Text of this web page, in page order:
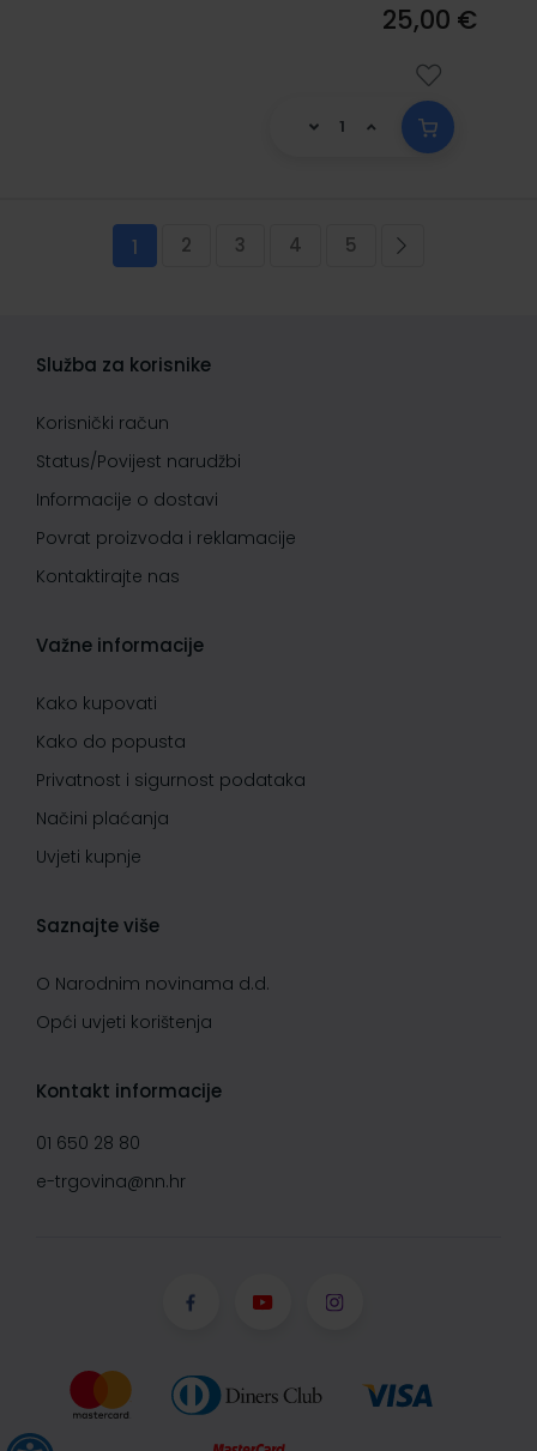
25,00 €
Stranica
Trenutno pregledavate stranicu
1 Stranica
2 Stranica
3 Stranica
4 Stranica
5
Služba za korisnike
Korisnički račun
Status/Povijest narudžbi
Informacije o dostavi
Povrat proizvoda i reklamacije
Kontaktirajte nas
Važne informacije
Kako kupovati
Kako do popusta
Privatnost i sigurnost podataka
Načini plaćanja
Uvjeti kupnje
Saznajte više
O Narodnim novinama d.d.
Opći uvjeti korištenja
Kontakt informacije
01 650 28 80
e-trgovina@nn.hr